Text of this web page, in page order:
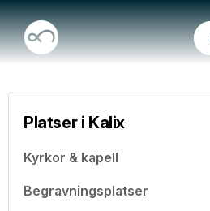
Platser i Kalix
Kyrkor & kapell
Begravningsplatser